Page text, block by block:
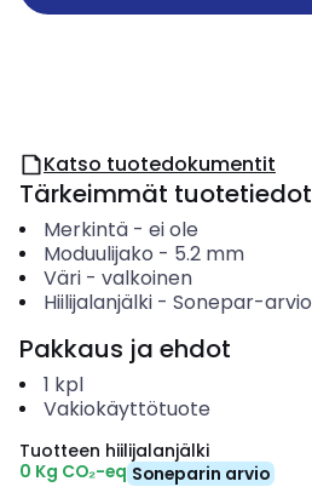
Katso tuotedokumentit
Tärkeimmät tuotetiedot
Merkintä- ei ole
Moduulijako - 5.2 mm
Väri- valkoinen
Hiilijalanjälki- Sonepar-arvio
Pakkaus ja ehdot
1 kpl
Vakiokäyttötuote
Tuotteen hiilijalanjälki
0 Kg CO₂-eq Soneparin arvio